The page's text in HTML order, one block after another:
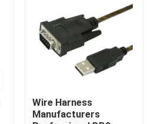
Wire Harness
Manufacturers